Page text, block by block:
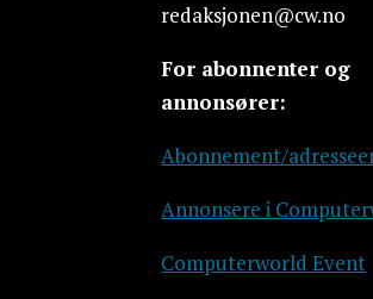
redaksjonen@cw.no
For abonnenter og
annonsører:
Abonnement/
Annonsere i
Computerworld Event